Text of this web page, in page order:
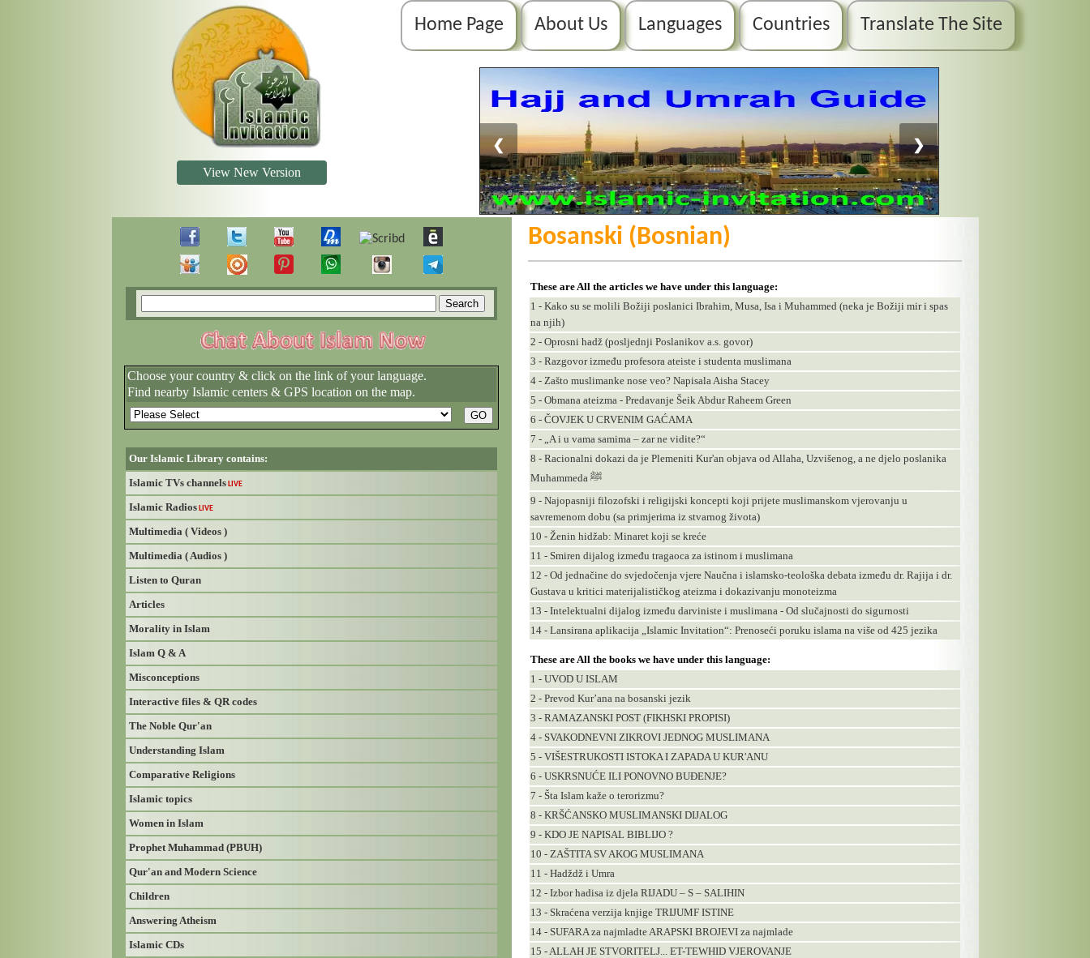
Home Page About Us Languages Countries Translate The Site
❮ ❯
View New Version
Choose your country & click on the link of your language.
Find nearby Islamic centers & GPS location on the map.
Our Islamic Library contains:
Islamic TVs channels LIVE
Islamic Radios LIVE
Multimedia ( Videos )
Multimedia ( Audios )
Listen to Quran
Articles
Morality in Islam
Islam Q & A
Misconceptions
Interactive files & QR codes
The Noble Qur'an
Understanding Islam
Comparative Religions
Islamic topics
Women in Islam
Prophet Muhammad (PBUH)
Qur'an and Modern Science
Children
Answering Atheism
Islamic CDs
Bosanski (Bosnian)
These are All the articles we have under this language:
1 - Kako su se molili Božiji poslanici Ibrahim, Musa, Isa i Muhammed (neka je Božiji mir i spas
na njih)
2 - Oprosni hadž (posljednji Poslanikov a.s. govor)
3 - Razgovor između profesora ateiste i studenta muslimana
4 - Zašto muslimanke nose veo? Napisala Aisha Stacey
5 - Obmana ateizma - Predavanje Šeik Abdur Raheem Green
6 - ČOVJEK U CRVENIM GAĆAMA
7 - „A i u vama samima – zar ne vidite?“
8 - Racionalni dokazi da je Plemeniti Kur'an objava od Allaha, Uzvišenog, a ne djelo poslanika
Muhammeda ﷺ
9 - Najopasniji filozofski i religijski koncepti koji prijete muslimanskom vjerovanju u
savremenom dobu (sa primjerima iz stvarnog života)
10 - Ženin hidžab: Minaret koji se kreće
11 - Smiren dijalog između tragaoca za istinom i muslimana
12 - Od jednačine do svjedočenja vjere Naučna i islamsko-teološka debata između dr. Rajija i dr.
Gustava u kritici materijalističkog ateizma i dokazivanju monoteizma
13 - Intelektualni dijalog između darviniste i muslimana - Od slučajnosti do sigurnosti
14 - Lansirana aplikacija „Islamic Invitation“: Prenoseći poruku islama na više od 425 jezika
These are All the books we have under this language:
1 - UVOD U ISLAM
2 - Prevod Kur’ana na bosanski jezik
3 - RAMAZANSKI POST (FIKHSKI PROPISI)
4 - SVAKODNEVNI ZIKROVI JEDNOG MUSLIMANA
5 - VIŠESTRUKOSTI ISTOKA I ZAPADA U KUR'ANU
6 - USKRSNUĆE ILI PONOVNO BUĐENJE?
7 - Šta Islam kaže o terorizmu?
8 - KRŠĆANSKO MUSLIMANSKI DIJALOG
9 - KDO JE NAPISAL BIBLIJO ?
10 - ZAŠTITA SV AKOG MUSLIMANA
11 - Hadždž i Umra
12 - Izbor hadisa iz djela RIJADU – S – SALIHIN
13 - Skraćena verzija knjige TRIJUMF ISTINE
14 - SUFARA za najmladte ARAPSKI BROJEVI za najmlade
15 - ALLAH JE STVORITELJ... ET-TEWHID VJEROVANJE